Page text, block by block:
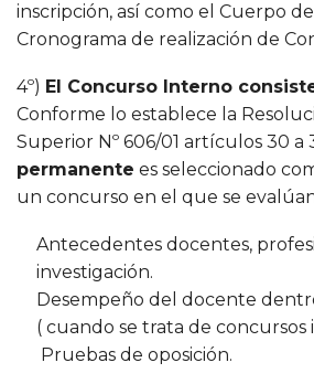
inscripción, así como el Cuerpo de
Cronograma de realización de
4º) El Concurso Interno
Conforme lo establece la
Superior Nº 606/01 artículos 30 a
permanente es seleccionado
un concurso en el que se
Antecedentes docentes,
investigación.
Desempeño del docente
( cuando se trata de concursos
Pruebas de oposición.